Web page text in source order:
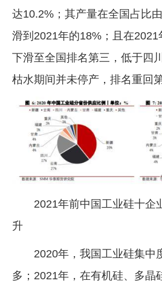
达10.2%；其产量在全国占比
滑到2021年的18%；且在
下滑至全国排名第三，低于四
枯水期间并未停产，排名重回第
2021年前中国工业硅十企
升
2020年，我国工业硅集中
多；2021年，在有机硅、多晶